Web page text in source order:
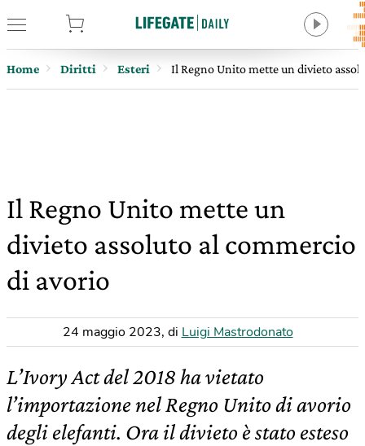
Home Diritti Esteri Il Regno Unito mette un divieto
Il Regno Unito mette un
divieto assoluto al commercio
di avorio
24 maggio 2023, di Luigi Mastrodonato
L’Ivory Act del 2018 ha vietato
l’importazione nel Regno Unito di avorio
degli elefanti. Ora il divieto è stato esteso